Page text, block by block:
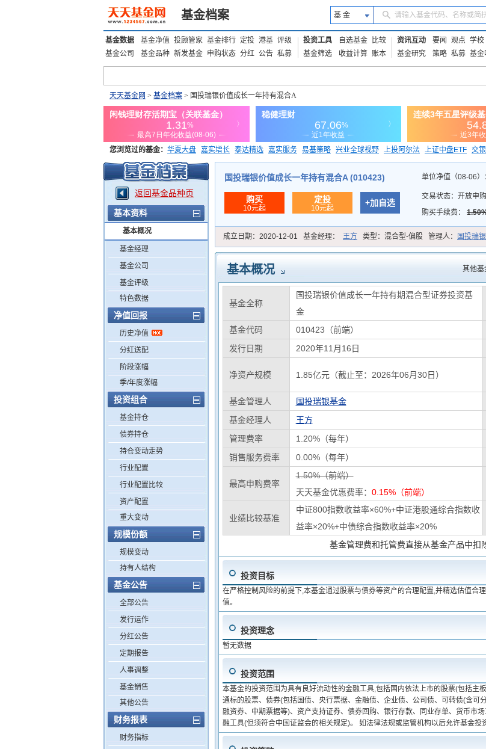
基金档案 基 金 请输入基金代码、名称或简
基金数据 基金净值 投顾管家 基金排行 定投 港基 评级
基金公司
基金品种 新发基金 申购状态 分红 公告 私募
投资工具 自选基金
比较
基金筛选
收益计算 账本
资讯互动 要闻 观点 学校
基金研究
策略 私募 基金
天天基金网 > 基金档案 > 国投瑞银价值成长一年持有混合A
您浏览过的基金： 华夏大盘 嘉实增长 泰达精选 嘉实服务 易基策略 兴业全球视野 上投阿尔法 上证中盘ETF 交
添富优势 华安宏利 上证180价值ETF
返回基金品种页
基本资料
基本概况
基金经理
基金公司
基金评级
特色数据
净值回报
历史净值
分红送配
阶段涨幅
季/年度涨幅
投资组合
基金持仓
债券持仓
持仓变动走势
行业配置
行业配置比较
资产配置
重大变动
规模份额
规模变动
持有人结构
基金公告
全部公告
发行运作
分红公告
定期报告
人事调整
基金销售
其他公告
财务报表
财务指标
国投瑞银价值成长一年持有混合A (010423)
购买
10元起
定投
10元起
+加自选
单位净值（08-06）
交易状态： 开放申购
购买手续费：
成立日期： 2020-12-01 基金经理： 王方 类型： 混合型-偏股 管理人： 国投瑞
基本概况 其他基
基金全称
国投瑞银价值成长一年持有期混合型证券投资基
金
基金代码 010423（前端）
发行日期
2020年11月16日
净资产规模 1.85亿元（截止至：2026年06月30日）
基金管理人
国投瑞银基金
基金经理人
王方
管理费率
1.20%（每年）
销售服务费率
0.00%（每年）
最高申购费率
1.50%（前端）
天天基金优惠费率： 0.15%（前端）
业绩比较基准
中证800指数收益率×60%+中证港股通综合指数收
益率×20%+中债综合指数收益率×20%
基金管理费和托管费直接从基金产品中扣
投资目标
在严格控制风险的前提下,本基金通过股票与债券等资产的合理配置,并精选估值合
值。
投资理念
暂无数据
投资范围
本基金的投资范围为具有良好流动性的金融工具,包括国内依法上市的股票(包括主
通标的股票、债券(包括国债、央行票据、金融债、企业债、公司债、可转债(含
融资券、中期票据等)、资产支持证券、债券回购、银行存款、同业存单、货币市
融工具(但须符合中国证监会的相关规定)。 如法律法规或监管机构以后允许基金投